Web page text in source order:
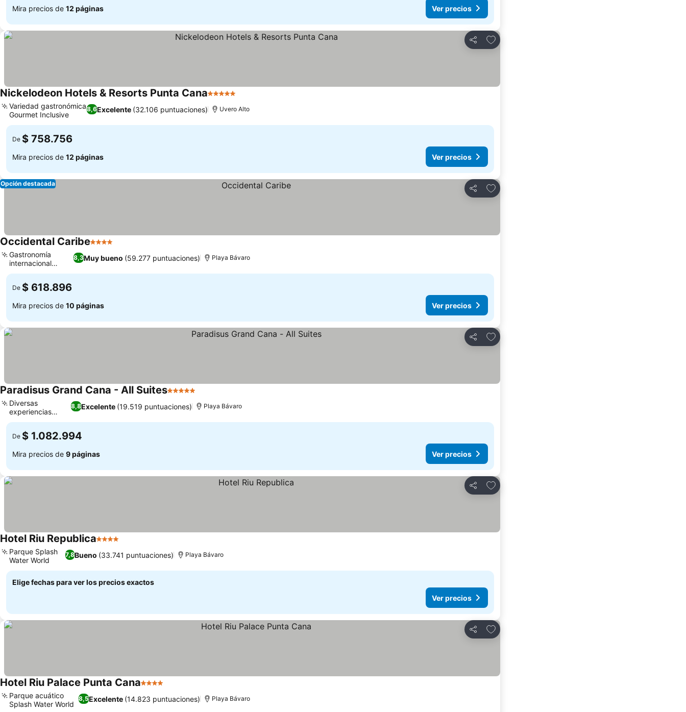
Mira precios de 12 páginas Ver precios
Compartir
Agregar a favoritos
Nickelodeon Hotels & Resorts Punta Cana5 Estrellas
8,6Excelente (32.106 puntuaciones)
Variedad gastronómica
Gourmet Inclusive
Uvero Alto
De $ 758.756
Mira precios de 12 páginas Ver precios
Compartir
Agregar a favoritos
Opción destacada
Occidental Caribe4 Estrellas
8,3Muy bueno (59.277 puntuaciones)
Gastronomía
internacional
variada
Playa Bávaro
De $ 618.896
Mira precios de 10 páginas Ver precios
Compartir
Agregar a favoritos
Paradisus Grand Cana - All Suites5 Estrellas
8,8Excelente (19.519 puntuaciones)
Diversas
experiencias
culinarias
Playa Bávaro
De $ 1.082.994
Mira precios de 9 páginas Ver precios
Compartir
Agregar a favoritos
Hotel Riu Republica4 Estrellas
7,8Bueno (33.741 puntuaciones)
Parque Splash
Water World
Playa Bávaro
Elige fechas para ver los precios exactos
Ver precios
Compartir
Agregar a favoritos
Hotel Riu Palace Punta Cana4 Estrellas
8,5Excelente (14.823 puntuaciones)
Parque acuático
Splash Water World
Playa Bávaro